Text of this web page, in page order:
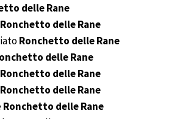
delle Rane
Ronchetto delle Rane
Ronchetto delle Rane
delle Rane
Ronchetto delle Rane
Ronchetto delle Rane
Ronchetto delle Rane